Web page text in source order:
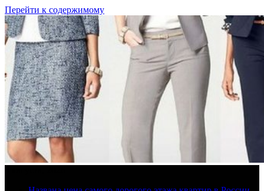
Перейти к содержимому